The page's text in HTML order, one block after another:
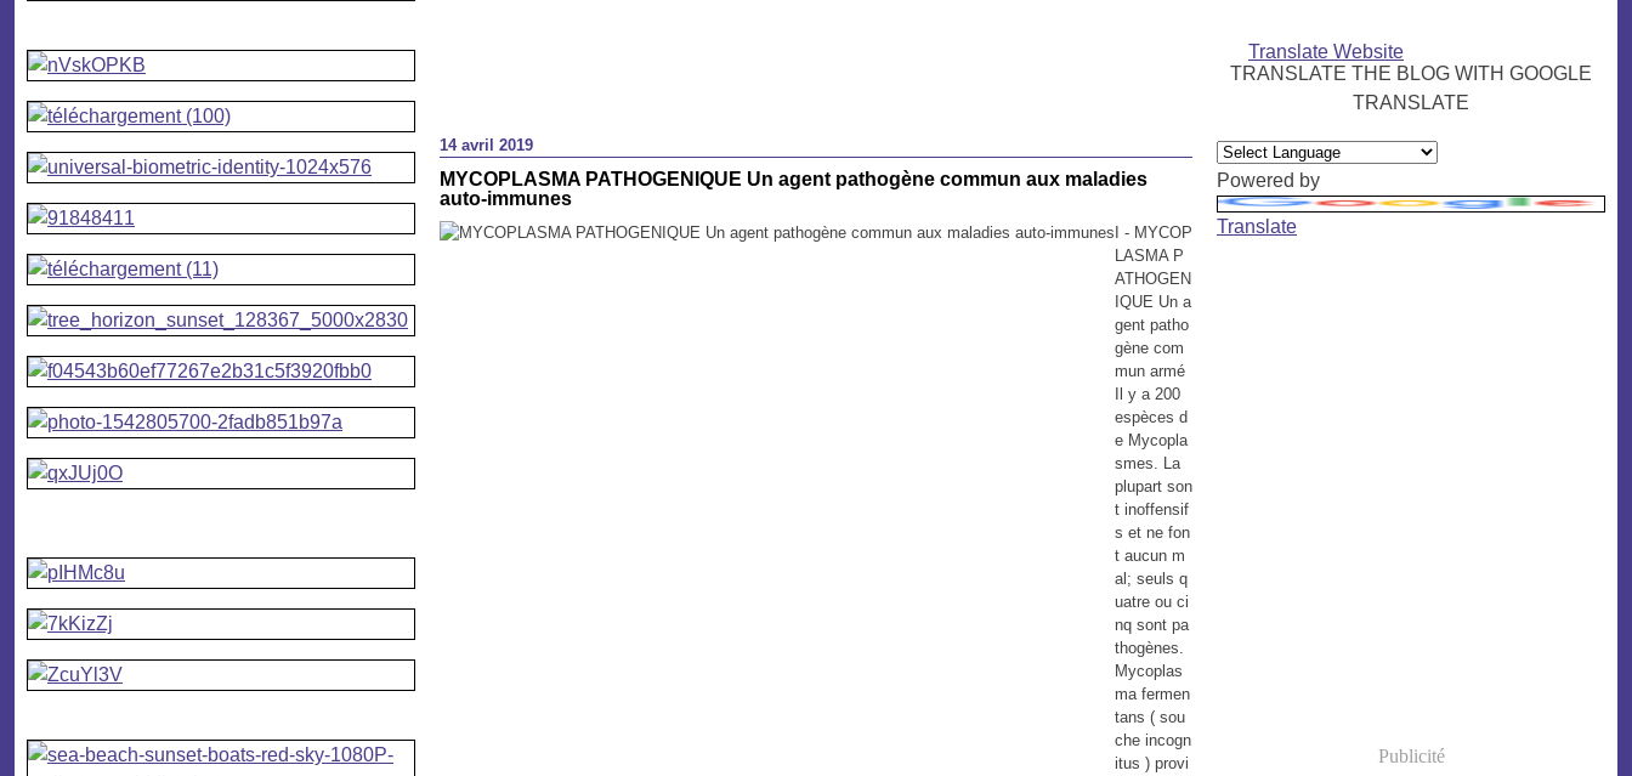
14 avril 2019
MYCOPLASMA PATHOGENIQUE Un agent pathogène commun aux maladies
auto-immunes
I - MYCOP
LASMA P
ATHOGEN
IQUE Un a
gent patho
gène com
mun armé
Il y a 200
espèces d
e Mycopla
smes. La
plupart son
t inoffensif
s et ne fon
t aucun m
al; seuls q
uatre ou ci
nq sont pa
thogènes.
Mycoplas
ma fermen
tans ( sou
che incogn
itus ) provi
Translate Website
TRANSLATE THE BLOG WITH GOOGLE
TRANSLATE
Powered by
Translate
Publicité